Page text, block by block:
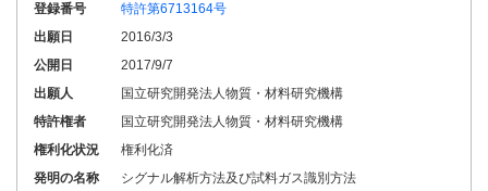
登録番号
特許第6713164号
出願日
2016/3/3
公開日
2017/9/7
出願人
国立研究開発法人物質・材料研究機構
特許権者
国立研究開発法人物質・材料研究機構
権利化状況
権利化済
発明の名称
シグナル解析方法及び試料ガス識別方法